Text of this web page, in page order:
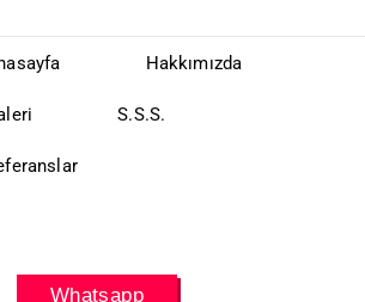
Hakkımızda
S.S.S.
Whatsapp